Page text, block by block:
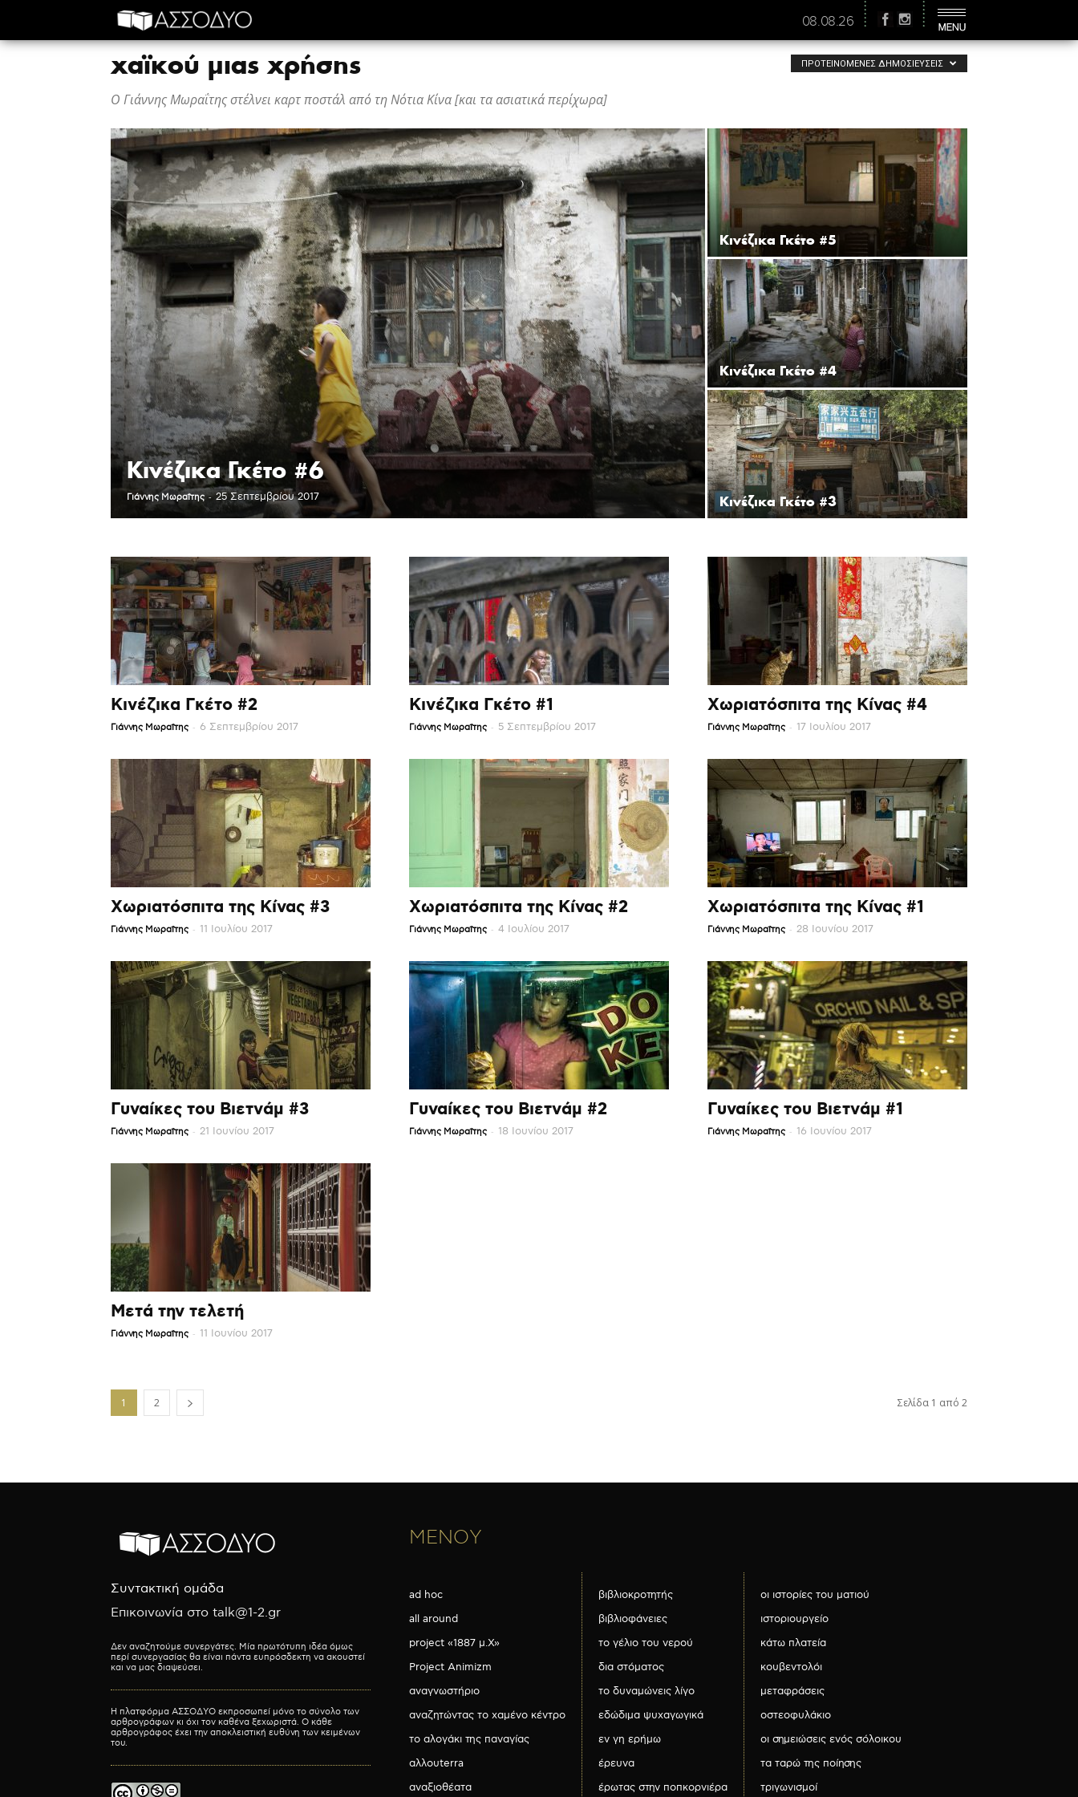
08.08.26
χαϊκού μιας χρήσης
O Γιάννης Μωραΐτης στέλνει καρτ ποστάλ από τη Νότια Κίνα [και τα ασιατικά περίχωρα]
ΠΡΟΤΕΙΝΌΜΕΝΕΣ ΔΗΜΟΣΙΕΎΣΕΙΣ
Κινέζικα Γκέτο #6
Γιάννης Μωραΐτης - 25 Σεπτεμβρίου 2017
Κινέζικα Γκέτο #5
Κινέζικα Γκέτο #4
Κινέζικα Γκέτο #3
Κινέζικα Γκέτο #2
Γιάννης Μωραΐτης - 6 Σεπτεμβρίου 2017
Κινέζικα Γκέτο #1
Γιάννης Μωραΐτης - 5 Σεπτεμβρίου 2017
Χωριατόσπιτα της Κίνας #4
Γιάννης Μωραΐτης - 17 Ιουλίου 2017
Χωριατόσπιτα της Κίνας #3
Γιάννης Μωραΐτης - 11 Ιουλίου 2017
Χωριατόσπιτα της Κίνας #2
Γιάννης Μωραΐτης - 4 Ιουλίου 2017
Χωριατόσπιτα της Κίνας #1
Γιάννης Μωραΐτης - 28 Ιουνίου 2017
Γυναίκες του Βιετνάμ #3
Γιάννης Μωραΐτης - 21 Ιουνίου 2017
Γυναίκες του Βιετνάμ #2
Γιάννης Μωραΐτης - 18 Ιουνίου 2017
Γυναίκες του Βιετνάμ #1
Γιάννης Μωραΐτης - 16 Ιουνίου 2017
Μετά την τελετή
Γιάννης Μωραΐτης - 11 Ιουνίου 2017
1 2 Σελίδα 1 από 2
Συντακτική ομάδα
Επικοινωνία στο talk@1-2.gr
Δεν αναζητούμε συνεργάτες. Μία πρωτότυπη ιδέα όμως
περί συνεργασίας θα είναι πάντα ευπρόσδεκτη να ακουστεί
και να μας διαψεύσει.
Η πλατφόρμα ΑΣΣΟΔΥΟ εκπροσωπεί μόνο το σύνολο των
αρθρογράφων κι όχι τον καθένα ξεχωριστά. Ο κάθε
αρθρογράφος έχει την αποκλειστική ευθύνη των κειμένων
του.
ΜΕΝΟΥ
ad hoc
all around
project «1887 μ.Χ»
Project Animizm
αναγνωστήριο
αναζητώντας το χαμένο κέντρο
το αλογάκι της παναγίας
αλλουterra
αναξιοθέατα
βιβλιοκροτητής
βιβλιοφάνειες
το γέλιο του νερού
δια στόματος
το δυναμώνεις λίγο
εδώδιμα ψυχαγωγικά
εν γη ερήμω
έρευνα
έρωτας στην ποπκορνιέρα
οι ιστορίες του ματιού
ιστοριουργείο
κάτω πλατεία
κουβεντολόι
μεταφράσεις
οστεοφυλάκιο
οι σημειώσεις ενός σόλοικου
τα ταρώ της ποίησης
τριγωνισμοί